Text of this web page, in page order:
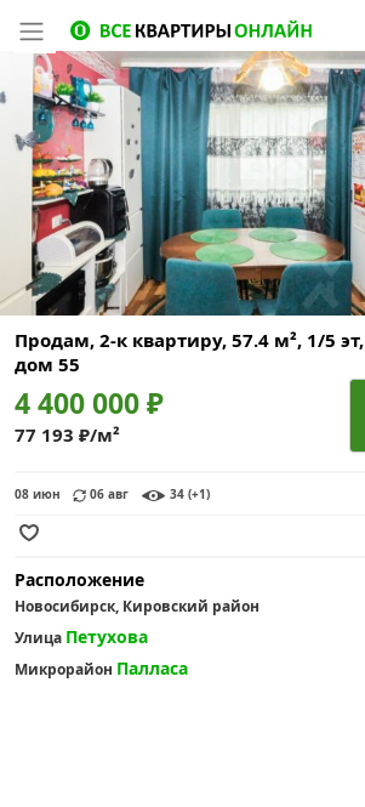
Продам, 2-к квартиру, 57.4 м², 1/5 эт,
дом 55
4 400 000 ₽
77 193 ₽/м²
08 июн 06 авг 34 (+1)
Расположение
Новосибирск, Кировский район
Улица Петухова
Микрорайон Палласа